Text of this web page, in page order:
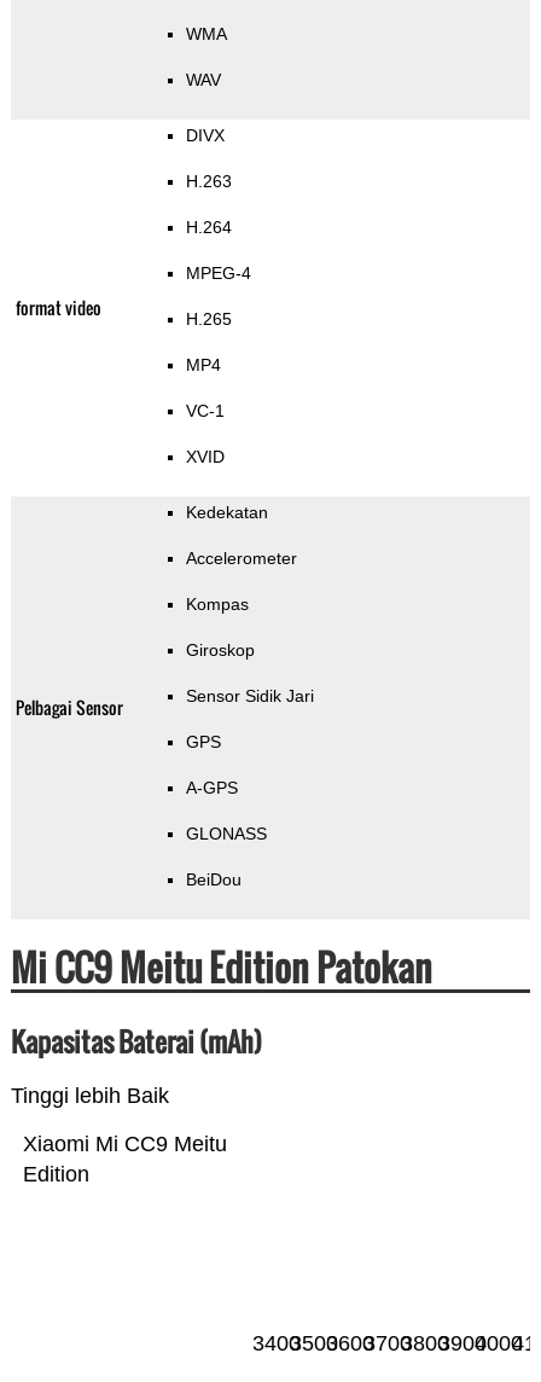
WMA
WAV
format video
DIVX
H.263
H.264
MPEG-4
H.265
MP4
VC-1
XVID
Pelbagai Sensor
Kedekatan
Accelerometer
Kompas
Giroskop
Sensor Sidik Jari
GPS
A-GPS
GLONASS
BeiDou
Mi CC9 Meitu Edition Patokan
Kapasitas Baterai (mAh)
Tinggi lebih Baik
Xiaomi Mi CC9 Meitu
Edition
3400350036003700380039004000